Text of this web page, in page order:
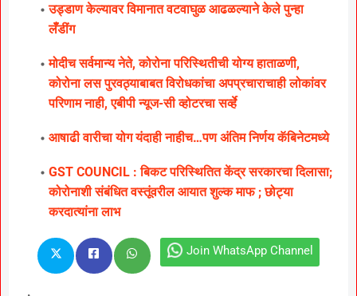
उड्डाण केल्यावर विमानात वटवाघुळ आढळल्याने केले पुन्हा
लॅँडींग
मोदीच सर्वमान्य नेते, कोरोना परिस्थितीची योग्य हाताळणी,
कोरोना लस पुरवठ्याबाबत विरोधकांचा अपप्रचाराचाही लोकांवर
परिणाम नाही, एबीपी न्यूज-सी व्होटरचा सर्व्हे
आषाढी वारीचा योग यंदाही नाहीच…पण अंतिम निर्णय कॅबिनेटमध्ये
GST COUNCIL : बिकट परिस्थितित केंद्र सरकारचा दिलासा;
कोरोनाशी संबंधित वस्तूंवरील आयात शुल्क माफ ; छोट्या
करदात्यांना लाभ
Join WhatsApp Channel